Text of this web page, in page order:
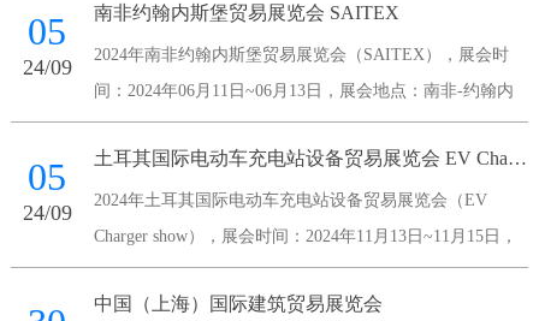
05
24/09
南非约翰内斯堡贸易展览会 SAITEX
2024年南非约翰内斯堡贸易展览会（SAITEX），展会时
间：2024年06月11日~06月13日，展会地点：南非-约翰内
斯堡-Maude Street Sandown 2196 South Africa-南非桑顿会议
中心，主办方：南非国家展览
05
24/09
土耳其国际电动车充电站设备贸易展览会 EV Charger show
2024年土耳其国际电动车充电站设备贸易展览会（EV
Charger show），展会时间：2024年11月13日~11月15日，
展会地点：土耳其-伊斯坦布尔-伊斯坦布尔展览中心，主办
方：Voli Fuar Hizmetleri A.S.
中国（上海）国际建筑贸易展览会